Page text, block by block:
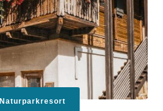
Naturparkresort